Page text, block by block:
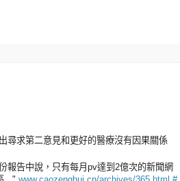
尋求第二意見和更好的醫療沒有因果關係
報告中說，只有每月pv達到2億次的新聞網